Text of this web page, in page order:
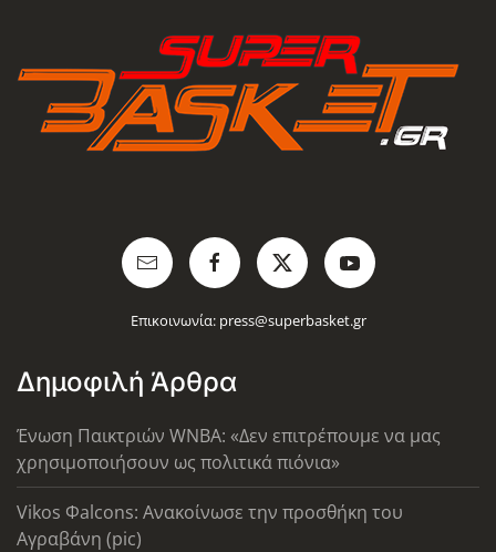
Επικοινωνία: press@superbasket.gr
Δημοφιλή Άρθρα
Ένωση Παικτριών WNBA: «Δεν επιτρέπουμε να μας
χρησιμοποιήσουν ως πολιτικά πιόνια»
Vikos Φalcons: Ανακοίνωσε την προσθήκη του
Αγραβάνη (pic)